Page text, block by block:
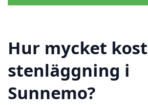
Hur mycket
stenläggning i
Sunnemo?